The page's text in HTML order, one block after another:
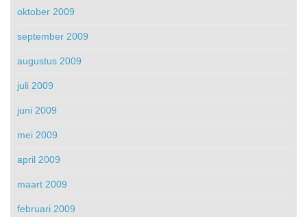
oktober 2009
september 2009
augustus 2009
juli 2009
juni 2009
mei 2009
april 2009
maart 2009
februari 2009